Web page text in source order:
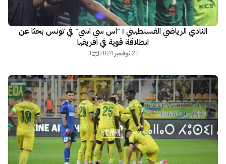
النادي الرياضي القسنطيني | ”اس سي اسي” في تونس بحثا عن
انطلاقة قوية في افريقيا
23 نوفمبر 2024 0